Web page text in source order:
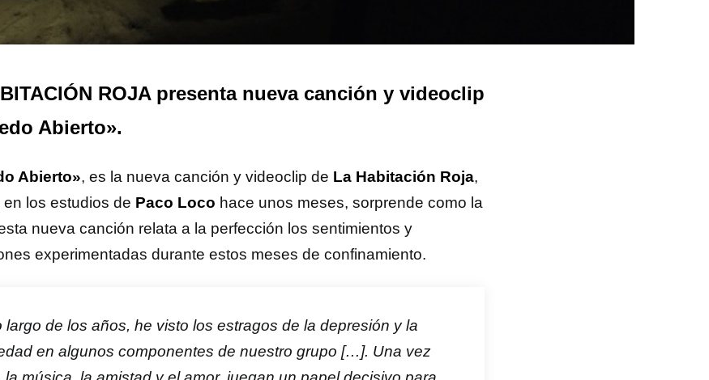
ROJA presenta nueva canción y videoclip
Abierto».
Abierto», es la nueva canción y videoclip de La Habitación Roja,
los estudios de Paco Loco hace unos meses, sorprende como la
nueva canción relata a la perfección los sentimientos y
experimentadas durante estos meses de confinamiento.
largo de los años, he visto los estragos de la depresión y la
en algunos componentes de nuestro grupo […]. Una vez